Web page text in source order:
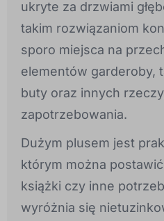
ukryte za drzwiami
takim rozwiązaniom
sporo miejsca na
elementów garderoby,
buty oraz innych
zapotrzebowania.
Dużym plusem jest
którym można
książki czy inne
wyróżnia się